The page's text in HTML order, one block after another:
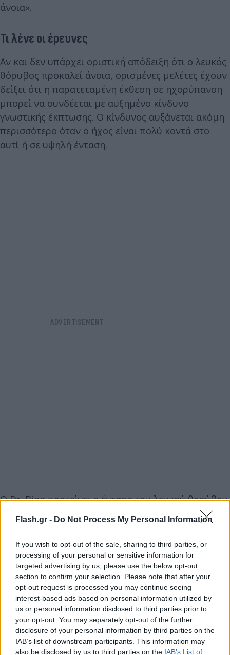
Flash.gr - Do Not Process My Personal Information
If you wish to opt-out of the sale, sharing to third parties, or
processing of your personal or sensitive information for
targeted advertising by us, please use the below opt-out
section to confirm your selection. Please note that after your
opt-out request is processed you may continue seeing
interest-based ads based on personal information utilized by
us or personal information disclosed to third parties prior to
your opt-out. You may separately opt-out of the further
disclosure of your personal information by third parties on the
IAB’s list of downstream participants. This information may
also be disclosed by us to third parties on the IAB’s List of
άνοια».
Τι λένε οι έρευνες
Αν και δεν υπάρχει οριστική απόδειξη ότι ο λευκός
θόρυβος προκαλεί άνοια, ορισμένες μελέτες έχουν
δείξει ότι η παρατεταμένη έκθεση σε ηχορύπανση
μπορεί να συνδέεται με αυξημένο κίνδυνο
γνωστικής έκπτωσης. Ο κίνδυνος αυξάνεται ακόμη
περισσότερο όταν ο ήχος είναι πολύ κοντά στο
αυτί ή σε υψηλή ένταση.
Ο Dr. Bing προτείνει η ένταση του λευκού θορύβου
να μην ξεπερνά τα 50 decibels, ενώ η συσκευή
πρέπει να τοποθετείται τουλάχιστον 30 εκατοστά
μακριά από το κρεβάτι, ειδικά όταν πρόκειται για
παιδιά.
Η απώλεια ακοής μπορεί να οδηγήσει σε κοινωνική
απομόνωση και έκπτωση των γνωστικών
λειτουργιών – δύο παράγοντες που σχετίζονται
στενά με την άνοια. Σύμφωνα με την Alzheimer’s
Society, τα προβλήματα ακοής στη μέση ηλικία (40–